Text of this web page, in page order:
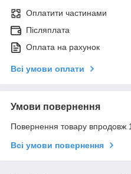
Оплатити частинами
Післяплата
Оплата на рахунок
Всі умови оплати
Умови повернення
Повернення товару впродовж
Всі умови повернення